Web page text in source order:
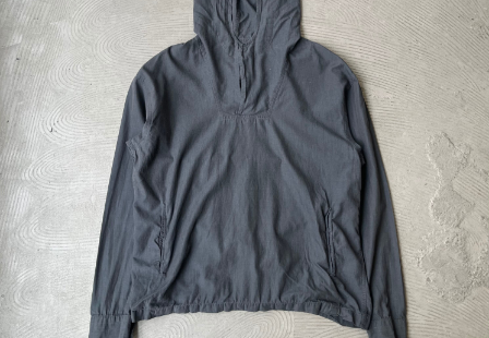
Maison Martin Margiela
Helmut Lang
Yohji Yamamoto
Other brands
TOPS
OUTER WEAR